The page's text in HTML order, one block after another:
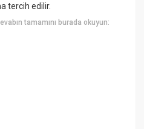
tercih edilir.
tamamını burada okuyun: